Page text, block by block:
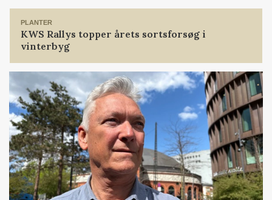
PLANTER
KWS Rallys topper årets sortsforsøg i
vinterbyg